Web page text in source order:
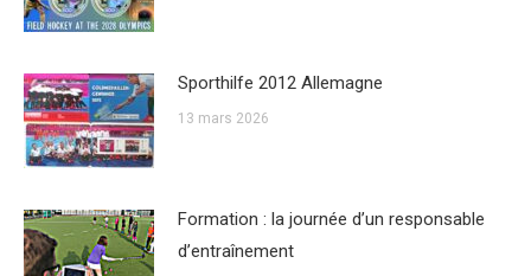
Sporthilfe 2012 Allemagne
13 mars 2026
Formation : la journée d’un responsable
d’entraînement